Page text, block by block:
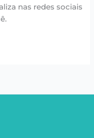
nas redes sociais